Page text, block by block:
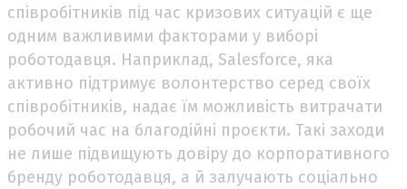
співробітників під час кризових ситуацій є ще
одним важливими факторами у виборі
роботодавця. Наприклад, Salesforce, яка
активно підтримує волонтерство серед своїх
співробітників, надає їм можливість витрачати
робочий час на благодійні проєкти. Такі заходи
не лише підвищують довіру до корпоративного
бренду роботодавця, а й залучають соціально